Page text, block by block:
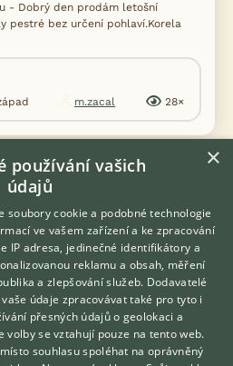
- Dobrý den prodám letošní
pestré bez určení pohlaví.Korela
m.zacal 28×
více inzerátů (70)
CHOCHOLATÉ
ochočit
Hledáte zvířecího kamaráda?
Zdarma vám poradí
VETERINÁŘ ONLINE
×
používání vašich
údajů
soubory cookie a podobné technologie
ve vašem zařízení a ke zpracování
IP adresa, jedinečné identifikátory a
reklamu a obsah, měření
a zlepšování služeb. Dodavatelé
údaje zpracovávat také pro tyto i
přesných údajů o geolokaci a
volby se vztahují pouze na tento web.
souhlasu spoléhat na oprávněný